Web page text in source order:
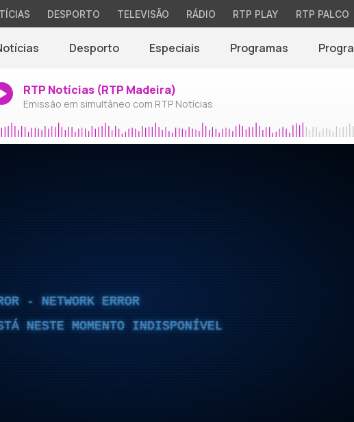
DESPORTO TELEVISÃO RÁDIO RTP PLAY RTP PALCO
Desporto Especiais Programas
RTP Notícias (RTP Madeira)
Emissão em simultâneo com RTP Notícias
- NETWORK ERROR
NESTE MOMENTO INDISPONÍVEL